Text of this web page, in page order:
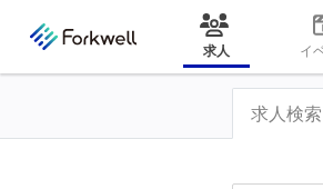
求人 イ
求人検索